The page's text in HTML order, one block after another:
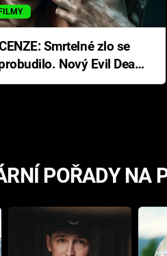
Nový Evil Dead
s neodolatelnou
POŘADY NA